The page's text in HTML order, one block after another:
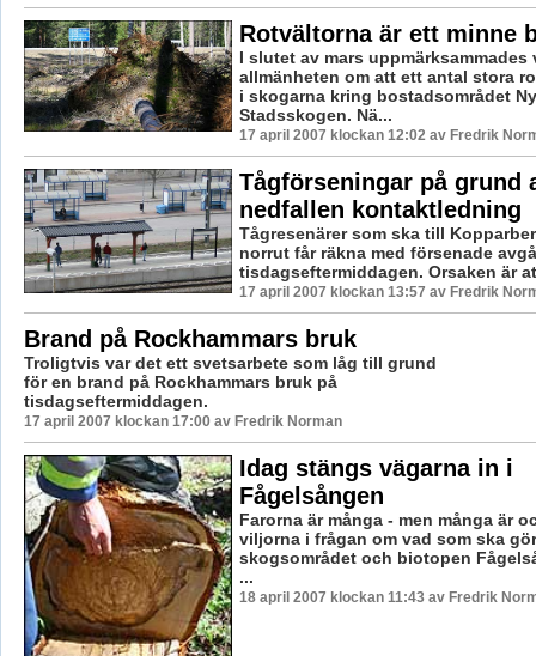
Rotvältorna är ett minne
I slutet av mars uppmärksammades
allmänheten om att ett antal stora
i skogarna kring bostadsområdet
Stadsskogen. Nä...
17 april 2007 klockan 12:02 av Fredrik
Tågförseningar på grund
nedfallen kontaktledning
Tågresenärer som ska till
norrut får räkna med försenade
tisdagseftermiddagen. Orsaken är
17 april 2007 klockan 13:57 av Fredrik
Brand på Rockhammars bruk
Troligtvis var det ett svetsarbete som låg till grund
för en brand på Rockhammars bruk på
tisdagseftermiddagen.
17 april 2007 klockan 17:00 av Fredrik Norman
Idag stängs vägarna in i
Fågelsången
Farorna är många - men många är
viljorna i frågan om vad som ska
skogsområdet och biotopen
...
18 april 2007 klockan 11:43 av Fredrik